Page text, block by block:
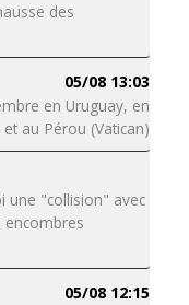
des
05/08 13:03
en Uruguay, en
au Pérou (Vatican)
une "collision" avec
05/08 12:15